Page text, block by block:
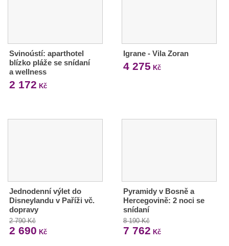
Svinoústí: aparthotel
blízko pláže se snídaní
a wellness
2 172 Kč
Igrane - Vila Zoran
4 275 Kč
Jednodenní výlet do
Disneylandu v Paříži vč.
dopravy
2 790 Kč
2 690 Kč
Pyramidy v Bosně a
Hercegovině: 2 noci se
snídaní
8 190 Kč
7 762 Kč